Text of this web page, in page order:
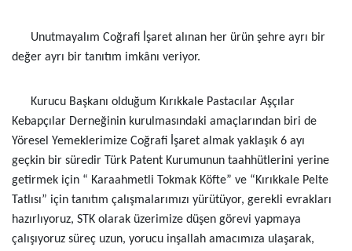
Unutmayalım Coğrafi İşaret alınan her ürün şehre ayrı bir
değer ayrı bir tanıtım imkânı veriyor.
Kurucu Başkanı olduğum Kırıkkale Pastacılar Aşçılar
Kebapçılar Derneğinin kurulmasındaki amaçlarından biri de
Yöresel Yemeklerimize Coğrafi İşaret almak yaklaşık 6 ayı
geçkin bir süredir Türk Patent Kurumunun taahhütlerini yerine
getirmek için “ Karaahmetli Tokmak Köfte” ve “Kırıkkale Pelte
Tatlısı” için tanıtım çalışmalarımızı yürütüyor, gerekli evrakları
hazırlıyoruz, STK olarak üzerimize düşen görevi yapmaya
çalışıyoruz süreç uzun, yorucu inşallah amacımıza ulaşarak,